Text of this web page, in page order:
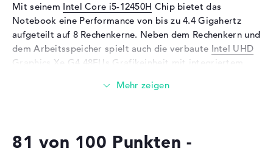
Eingabegeräte
Multi-Touch-Trackpad,
Tastatur
Tastatur
Beleuchtet (hintergrund)
Netzwerk
802.11a, 802.11ac, 802.11ax,
Erweiterung / Konnektivität
Mit seinem Intel Core i5-12450H Chip bietet das
Notebook eine Performance von bis zu 4.4 Gigahertz
aufgeteilt auf 8 Rechenkerne. Neben dem Rechenkern und
dem Arbeitsspeicher spielt auch die verbaute Intel UHD
Graphics Xe G4 48EUs
Grafikeinheit mit integriertem
Der Arbeitsspeicher (RAM) ist mit 8 Gigabyte beziffert
81 von 100 Punkten -